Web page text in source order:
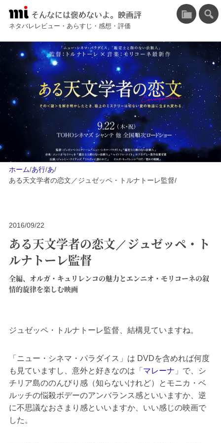
そんなには褒めないよ。映画評
ネタバレレビュー・あらすじ・感想・評価
ホーム/あ行/あ/
ある天文学者の恋文／ジュゼッペ・トルナトーレ監督/
2016/09/22
ある天文学者の恋文／ジュゼッペ・ト
ルナトーレ監督
全編、オルガ・キュリレンコの魅力とエンニオ・モリコーネの叙
情的旋律を楽しむ映画
ジュゼッペ・トルナトーレ監督、結構見ていますね。
「ニュー・シネマ・パラダイス」は DVDを含めれば何度
も見ていますし、意外と好きなのは「 マレーナ 」で、シ
チリア島ののんびり感（知らないけれど）とモニカ・ベ
ルッチの悩殺ボデーのアンバランス感といいますか、逆
に不思議なおさまり感といいますか、いい感じの映画で
した。